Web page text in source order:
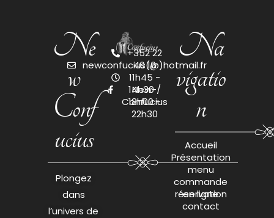
Ne
w
Conf
ucius
Plongez
dans
l’univers de
+352 22
40 10
newconfucius(@)hotmail.fr
11h45 -
14h30 /
18h00 -
22h30
New-
Confucius
Na
vigatio
n
Accueil
Présentation
menu
commande
en ligne
réservation
contact